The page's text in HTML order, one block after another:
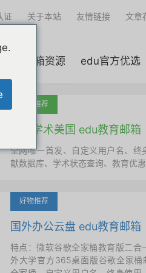
edu邮箱资源 edu官方优选
证 关于本站 友情链接 文章
吐血推荐
国外学术美国 edu教育邮箱
全网唯一首发、自定义用户名、终
献数据库、学术状态查询、教育优
好物推荐
国外办公云盘 edu教育邮箱
特点：微软谷歌全家桶教育版二合
外大学官方365桌面版谷歌全家